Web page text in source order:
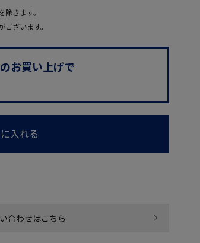
きます。
ざいます。
お買い上げで
入れる
合わせはこちら